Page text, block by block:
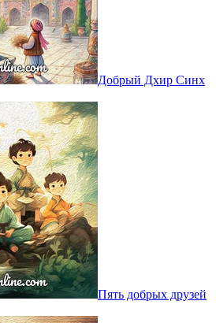
Добрый Дхир Синх
Пять добрых друзей